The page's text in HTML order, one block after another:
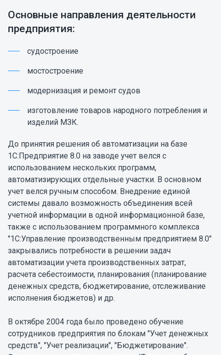
Основные направления деятельности
предприятия:
cудостроение
мостостроение
модернизация и ремонт судов
изготовление товаров народного потребления и
изделий МЗК.
До принятия решения об автоматизации на базе
1С:Предприятие 8.0 на заводе учет велся с
использованием нескольких программ,
автоматизирующих отдельные участки. В основном
учет велся ручным способом. Внедрение единой
системы давало возможность объединения всей
учетной информации в одной информационной базе,
также с использованием программного комплекса
"1С:Управление производственным предприятием 8.0"
закрывались потребности в решении задач
автоматизации учета производственных затрат,
расчета себестоимости, планирования (планирование
денежных средств, бюджетирование, отслеживание
исполнения бюджетов) и др.
В октябре 2004 года было проведено обучение
сотрудников предприятия по блокам "Учет денежных
средств", "Учет реализации", "Бюджетирование".